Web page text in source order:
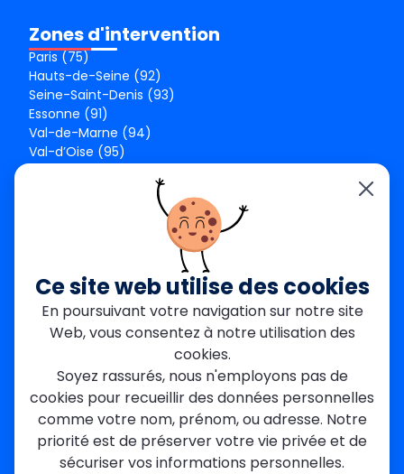
Zones d'intervention
Paris (75)
Hauts-de-Seine (92)
Seine-Saint-Denis (93)
Essonne (91)
Val-de-Marne (94)
Val-d’Oise (95)
Seine-Saint-Denis
Garges-lès-Gonesse
Val-de-Marne
Dourdan
Mantes-la-Jolie
Créteil
Seine-et-Marne
Contact
Ce site web utilise des cookies
En poursuivant votre navigation sur notre site
Web, vous consentez à notre utilisation des
cookies.
Soyez rassurés, nous n'employons pas de
cookies pour recueillir des données personnelles
comme votre nom, prénom, ou adresse. Notre
priorité est de préserver votre vie privée et de
sécuriser vos informations personnelles.